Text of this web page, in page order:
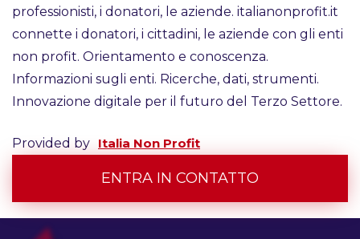
professionisti, i donatori, le aziende. italianonprofit.it
connette i donatori, i cittadini, le aziende con gli enti
non profit. Orientamento e conoscenza.
Informazioni sugli enti. Ricerche, dati, strumenti.
Innovazione digitale per il futuro del Terzo Settore.
Provided by Italia Non Profit
ENTRA IN CONTATTO